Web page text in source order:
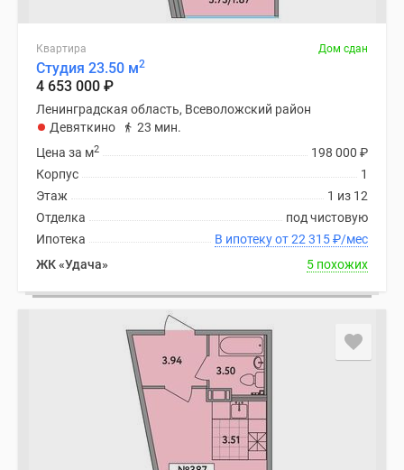
Квартира Дом сдан
Студия 23.50 м2
4 653 000 ₽
Ленинградская область, Всеволожский район
Девяткино
23 мин.
198 000 ₽
Цена за м2
1
Корпус
1 из 12
Этаж
под чистовую
Отделка
В ипотеку от 22 315₽/мес
Ипотека
ЖК «Удача»
5 похожих